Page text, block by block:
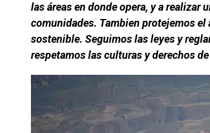
las áreas en donde opera, y a
comunidades. Tambien protejemos
sostenible. Seguimos las leyes y
respetamos las culturas y derechos